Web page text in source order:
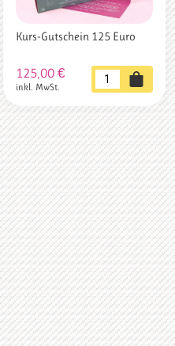
Kurs-Gutschein 125 Euro
125,00€
inkl. MwSt.
Kurs-
Gutschein
125
Euro
Menge